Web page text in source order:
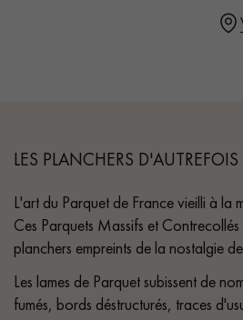
Demandez un rendez-
- Parquet certifié PEFC & Parquet de
LES PLANCHERS D'AUTREFOIS
L'art du Parquet de France vieilli à la
Ces Parquets Massifs et Contrecollés
planchers empreints de la nostalgie
Les lames de Parquet subissent de
fumés, bords déstructurés, traces